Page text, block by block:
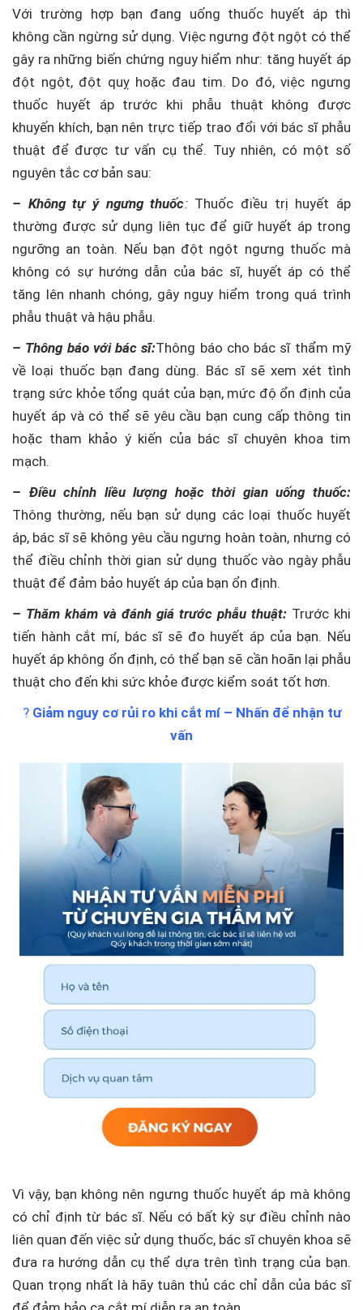
Với trường hợp bạn đang uống thuốc huyết áp thì
không cần ngừng sử dụng. Việc ngưng đột ngột có thể
gây ra những biến chứng nguy hiểm như: tăng huyết áp
đột ngột, đột quỵ hoặc đau tim. Do đó, việc ngưng
thuốc huyết áp trước khi phẫu thuật không được
khuyến khích, bạn nên trực tiếp trao đổi với bác sĩ phẫu
thuật để được tư vấn cụ thể. Tuy nhiên, có một số
nguyên tắc cơ bản sau:
– Không tự ý ngưng thuốc:Thuốc điều trị huyết áp
thường được sử dụng liên tục để giữ huyết áp trong
ngưỡng an toàn. Nếu bạn đột ngột ngưng thuốc mà
không có sự hướng dẫn của bác sĩ, huyết áp có thể
tăng lên nhanh chóng, gây nguy hiểm trong quá trình
phẫu thuật và hậu phẫu.
– Thông báo với bác sĩ:Thông báo cho bác sĩ thẩm mỹ
về loại thuốc bạn đang dùng. Bác sĩ sẽ xem xét tình
trạng sức khỏe tổng quát của bạn, mức độ ổn định của
huyết áp và có thể sẽ yêu cầu bạn cung cấp thông tin
hoặc tham khảo ý kiến của bác sĩ chuyên khoa tim
mạch.
– Điều chỉnh liều lượng hoặc thời gian uống thuốc:
Thông thường, nếu bạn sử dụng các loại thuốc huyết
áp, bác sĩ sẽ không yêu cầu ngưng hoàn toàn, nhưng có
thể điều chỉnh thời gian sử dụng thuốc vào ngày phẫu
thuật để đảm bảo huyết áp của bạn ổn định.
– Thăm khám và đánh giá trước phẫu thuật: Trước khi
tiến hành cắt mí, bác sĩ sẽ đo huyết áp của bạn. Nếu
huyết áp không ổn định, có thể bạn sẽ cần hoãn lại phẫu
thuật cho đến khi sức khỏe được kiểm soát tốt hơn.
? Giảm nguy cơ rủi ro khi cắt mí – Nhấn để nhận tư
vấn
Vì vậy, bạn không nên ngưng thuốc huyết áp mà không
có chỉ định từ bác sĩ. Nếu có bất kỳ sự điều chỉnh nào
liên quan đến việc sử dụng thuốc, bác sĩ chuyên khoa sẽ
đưa ra hướng dẫn cụ thể dựa trên tình trạng của bạn.
Quan trọng nhất là hãy tuân thủ các chỉ dẫn của bác sĩ